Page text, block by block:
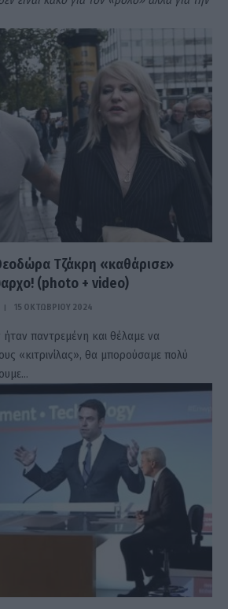
Τζάκρη «καθάρισε»
(photo + video)
15 ΟΚΤΩΒΡΊΟΥ 2024
παντρεμένη και θέλαμε να
«κιτρινίλας», θα μπορούσαμε πολύ